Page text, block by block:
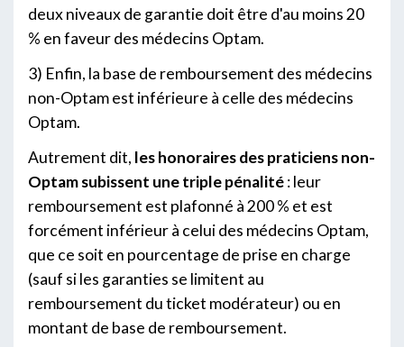
deux niveaux de garantie doit être d'au moins 20
% en faveur des médecins Optam.
3) Enfin, la base de remboursement des médecins
non-Optam est inférieure à celle des médecins
Optam.
Autrement dit, les honoraires des praticiens non-
Optam subissent une triple pénalité: leur
remboursement est plafonné à 200 % et est
forcément inférieur à celui des médecins Optam,
que ce soit en pourcentage de prise en charge
(sauf si les garanties se limitent au
remboursement du ticket modérateur) ou en
montant de base de remboursement.